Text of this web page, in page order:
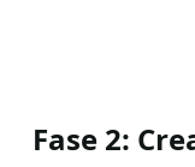
Fase 2: